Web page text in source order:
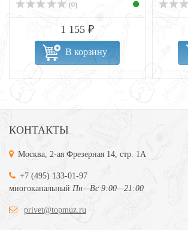
(0)
1 155 ₽
В корзину
КОНТАКТЫ
Москва, 2-ая Фрезерная 14, стр. 1А
+7 (495) 133-01-97
многоканальный Пн—Вс 9:00—21:00
privet@topmuz.ru